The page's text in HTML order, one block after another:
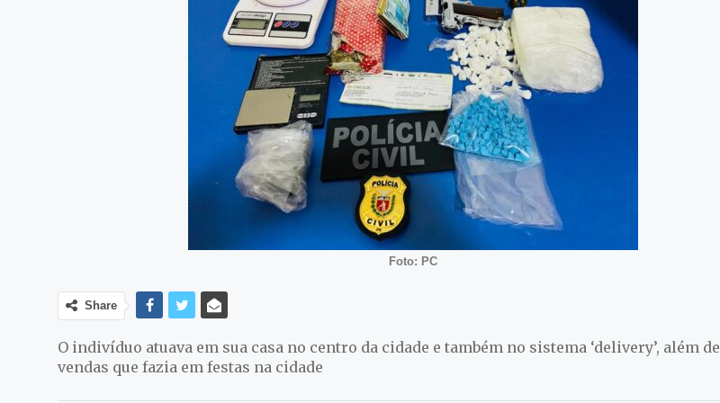
Foto: PC
Share
O indivíduo atuava em sua casa no centro da cidade e também no sistema ‘delivery’, além de
vendas que fazia em festas na cidade